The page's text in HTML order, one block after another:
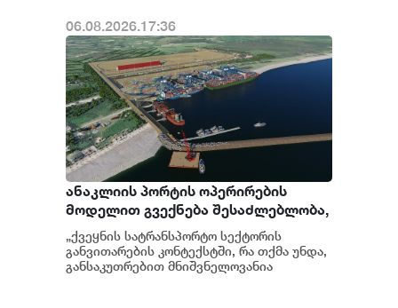
06.08.2026.17:36
ანაკლიის პორტის ოპერირების
მოდელით გვექნება შესაძლებლობა,
რომ ერთი მხრივ, პორტი იყოს
ქართული მფლობელობის და მეორე
მხრივ, მის ოპერირებაში
„ქვეყნის სატრანსპორტო სექტორის
განვითარების კონტექსტში, რა თქმა უნდა,
განსაკუთრებით მნიშვნელოვანია